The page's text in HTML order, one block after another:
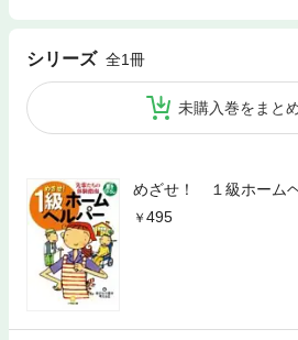
シリーズ 全1冊
未購入巻をまと
めざせ！ １級ホーム
495